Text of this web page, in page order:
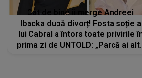
Cât de bine îi merge Andreei
Ibacka după divorț! Fosta soție a
lui Cabral a întors toate privirile în
prima zi de UNTOLD: „Parcă ai